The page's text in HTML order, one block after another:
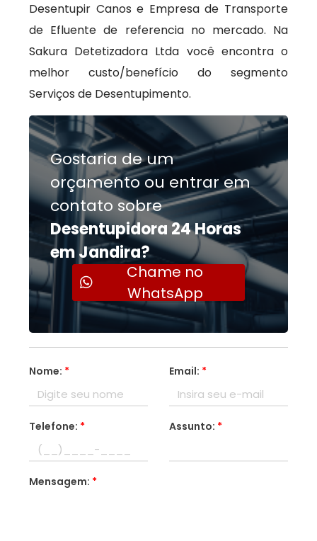
Desentupir Canos e Empresa de Transporte
de Efluente de referencia no mercado. Na
Sakura Detetizadora Ltda você encontra o
melhor custo/benefício do segmento
Serviços de Desentupimento.
Gostaria de um
orçamento ou entrar em
contato sobre
Desentupidora 24 Horas
em Jandira?
Chame no
WhatsApp
Nome: * Email: *
Telefone: * Assunto: *
Mensagem: *